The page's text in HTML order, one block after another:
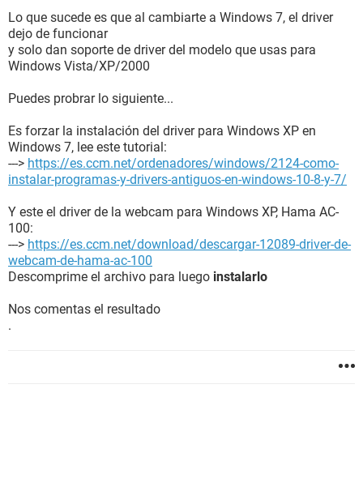
Lo que sucede es que al cambiarte a Windows 7, el driver
dejo de funcionar
y solo dan soporte de driver del modelo que usas para
Windows Vista/XP/2000
Puedes probrar lo siguiente...
Es forzar la instalación del driver para Windows XP en
Windows 7, lee este tutorial:
---> https://es.ccm.net/ordenadores/windows/2124-como-
instalar-programas-y-drivers-antiguos-en-windows-10-8-y-7/
Y este el driver de la webcam para Windows XP, Hama AC-
100:
---> https://es.ccm.net/download/descargar-12089-driver-de-
webcam-de-hama-ac-100
Descomprime el archivo para luego instalarlo
Nos comentas el resultado
.